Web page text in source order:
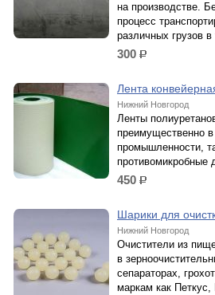
на производстве.
процесс
различных грузов
300 р.
Лента
Нижний Новгород
Ленты
преимущественно
промышленности,
противомикробные
450 р.
Шарики для
Нижний Новгород
Очистители из
в
сепараторах,
маркам как